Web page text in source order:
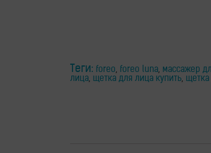
Теги: foreo, foreo luna, массажер
лица, щетка для лица купить,